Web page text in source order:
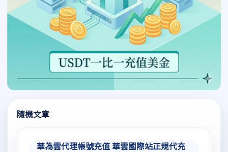
隨機文章
華為雲代理帳號充值 華雲國際站正規代充